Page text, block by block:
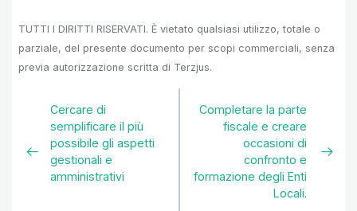
TUTTI I DIRITTI RISERVATI. È vietato qualsiasi utilizzo, totale o
parziale, del presente documento per scopi commerciali, senza
previa autorizzazione scritta di Terzjus.
Cercare di
semplificare il più
possibile gli aspetti
gestionali e
amministrativi
Completare la parte
fiscale e creare
occasioni di
confronto e
formazione degli Enti
Locali.